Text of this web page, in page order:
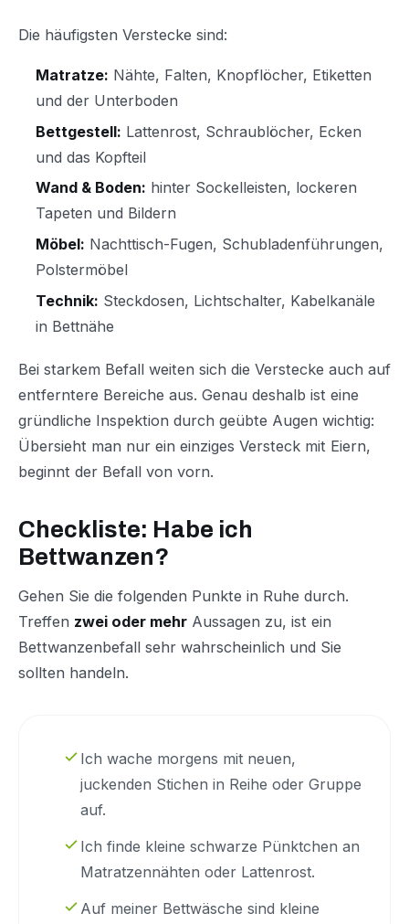
Die häufigsten Verstecke sind:
Matratze: Nähte, Falten, Knopflöcher, Etiketten
und der Unterboden
Bettgestell: Lattenrost, Schraublöcher, Ecken
und das Kopfteil
Wand & Boden: hinter Sockelleisten, lockeren
Tapeten und Bildern
Möbel: Nachttisch-Fugen, Schubladenführungen,
Polstermöbel
Technik: Steckdosen, Lichtschalter, Kabelkanäle
in Bettnähe
Bei starkem Befall weiten sich die Verstecke auch auf
entferntere Bereiche aus. Genau deshalb ist eine
gründliche Inspektion durch geübte Augen wichtig:
Übersieht man nur ein einziges Versteck mit Eiern,
beginnt der Befall von vorn.
Checkliste: Habe ich
Bettwanzen?
Gehen Sie die folgenden Punkte in Ruhe durch.
Treffen zwei oder mehr Aussagen zu, ist ein
Bettwanzenbefall sehr wahrscheinlich und Sie
sollten handeln.
Ich wache morgens mit neuen,
juckenden Stichen in Reihe oder Gruppe
auf.
Ich finde kleine schwarze Pünktchen an
Matratzennähten oder Lattenrost.
Auf meiner Bettwäsche sind kleine